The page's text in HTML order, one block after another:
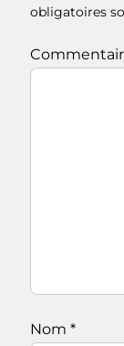
obligatoires
Nom *